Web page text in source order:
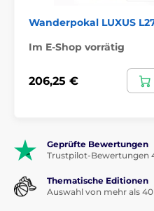
Wanderpokal LUXUS
Im E-Shop vorrätig
206,25 €
Geprüfte Bewertungen
Trustpilot-Bewertungen
Thematische Editionen
Auswahl von mehr als